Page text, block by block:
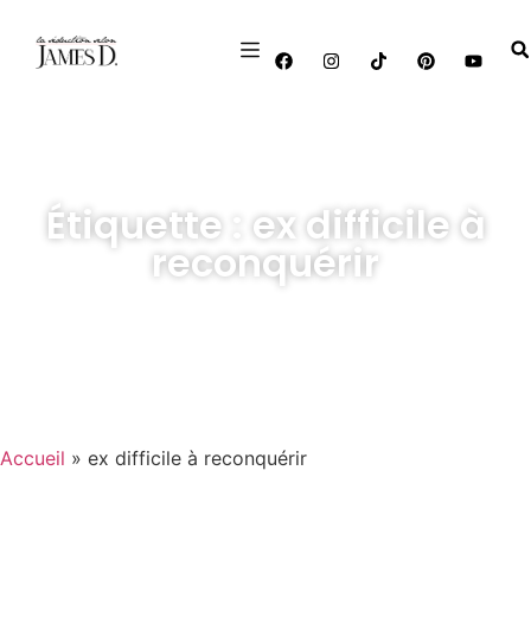
Étiquette : ex difficile à
reconquérir
Accueil » ex difficile à reconquérir